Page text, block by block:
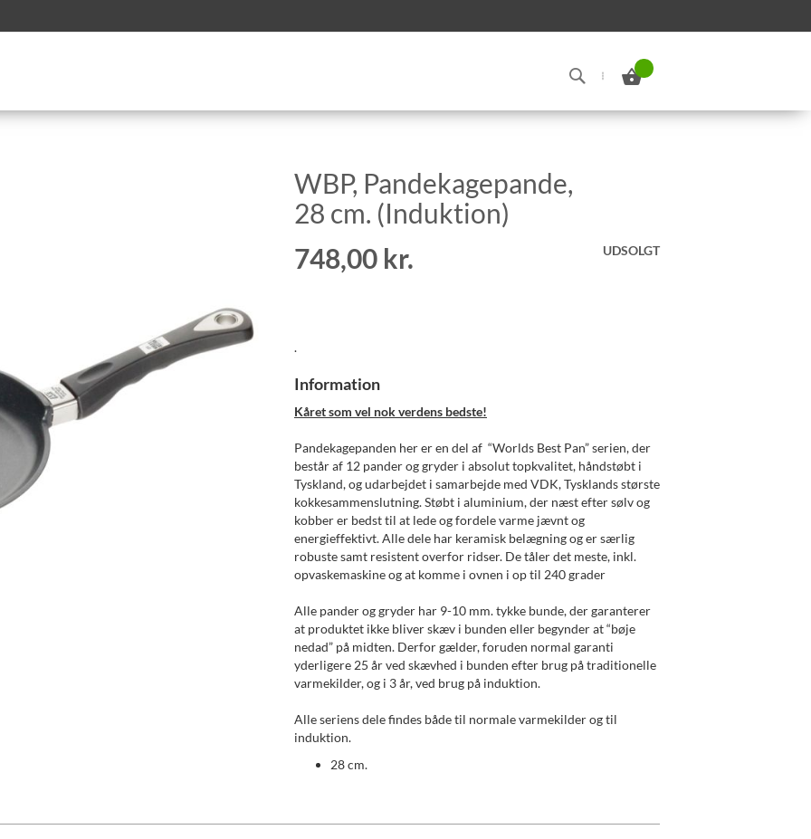
Min indkøbskurv
Search
WBP, Pandekagepande,
28 cm. (Induktion)
748,00 kr.
UDSOLGT
.
Information
Kåret som vel nok verdens bedste!
Pandekagepanden her er en del af “Worlds Best Pan” serien, der
består af 12 pander og gryder i absolut topkvalitet, håndstøbt i
Tyskland, og udarbejdet i samarbejde med VDK, Tysklands største
kokkesammenslutning. Støbt i aluminium, der næst efter sølv og
kobber er bedst til at lede og fordele varme jævnt og
energieffektivt. Alle dele har keramisk belægning og er særlig
robuste samt resistent overfor ridser. De tåler det meste, inkl.
opvaskemaskine og at komme i ovnen i op til 240 grader
Alle pander og gryder har 9-10 mm. tykke bunde, der garanterer
at produktet ikke bliver skæv i bunden eller begynder at “bøje
nedad” på midten. Derfor gælder, foruden normal garanti
yderligere 25 år ved skævhed i bunden efter brug på traditionelle
varmekilder, og i 3 år, ved brug på induktion.
Alle seriens dele findes både til normale varmekilder og til
induktion.
28 cm.